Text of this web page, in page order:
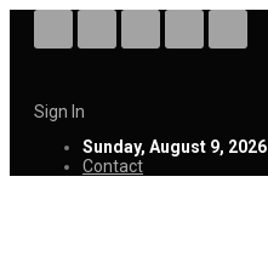
Sign In
Sunday, August 9, 2026
Contact